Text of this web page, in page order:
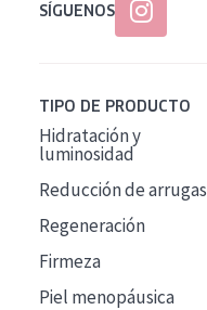
SÍGUENOS
TIPO DE PRODUCTO
Hidratación y
luminosidad
Reducción de arrugas
Regeneración
Firmeza
Piel menopáusica